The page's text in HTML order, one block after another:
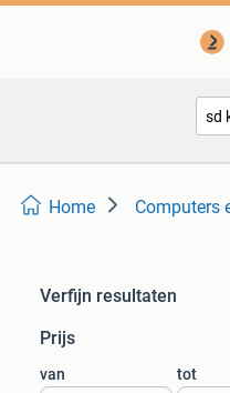
Home Computers
Verfijn resultaten
Prijs
van tot